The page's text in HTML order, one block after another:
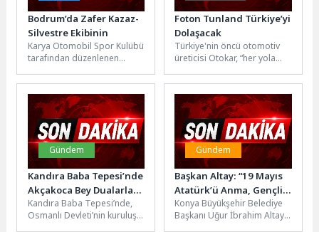
Bodrum’da Zafer Kazaz-
Silvestre Ekibinin
Karya Otomobil Spor Kulübü
tarafından düzenlenen
Türkiye Ralli Şampiyonası’nın
ikinci ayağı...
Foton Tunland Türkiye’yi
Dolaşacak
Türkiye'nin öncü otomotiv
üreticisi Otokar, “her yola
up ürün ailesini İzmir'den
Trabzon'a...
Gündem
Kandıra Baba Tepesi’nde
Akçakoca Bey Dualarla
Anıldı
Kandıra Baba Tepesi’nde,
Osmanlı Devleti’nin kuruluş
Gündem
Başkan Altay: “19 Mayıs
Atatürk’ü Anma, Gençlik
ve Spor Bayramımız
Kutlu Olsun”
Konya Büyükşehir Belediye
Başkanı Uğur İbrahim Altay,